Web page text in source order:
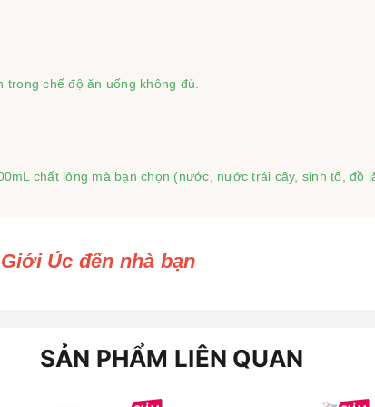
chế độ ăn uống không đủ.
chất lỏng mà bạn chọn (nước, nước trái cây, sinh tố,
Úc đến nhà bạn
SẢN PHẨM LIÊN QUAN